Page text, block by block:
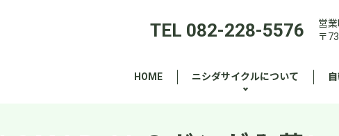
TEL 082-228-5576
営
〒
HOME ニシダサイクルについて